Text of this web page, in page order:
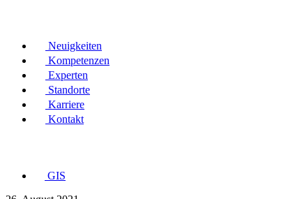
Neuigkeiten
Kompetenzen
Experten
Standorte
Karriere
Kontakt
GIS